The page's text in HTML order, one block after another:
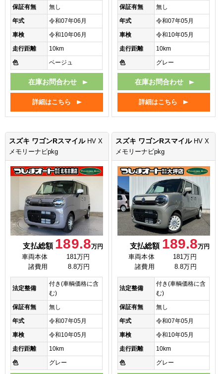
保証有無
無し
年式
令和07年06月
車検
令和10年06月
走行距離
10km
色
ベージュ
在庫お問合わせ
詳細はこちら
保証有無
無し
年式
令和07年05月
車検
令和10年05月
走行距離
10km
色
グレー
在庫お問合わせ
詳細はこちら
スズキ ワゴンRスマイル HV X
メモリーナビpkg
支払総額 189.8万円
車両本体
181万円
諸費用
8.8万円
法定整備
付き(車輌価格に含
む)
保証有無
無し
年式
令和07年05月
車検
令和10年05月
走行距離
10km
色
グレー
スズキ ワゴンRスマイル HV X
メモリーナビpkg
支払総額 189.8万円
車両本体
181万円
諸費用
8.8万円
法定整備
付き(車輌価格に含
む)
保証有無
無し
年式
令和07年05月
車検
令和10年05月
走行距離
10km
色
グレー